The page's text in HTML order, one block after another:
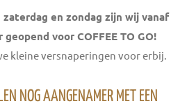
k
a
m
en zondag zijn wij vanaf
voor COFFEE TO GO!
kleine versnaperingen voor erbij.
NOG AANGENAMER MET EEN